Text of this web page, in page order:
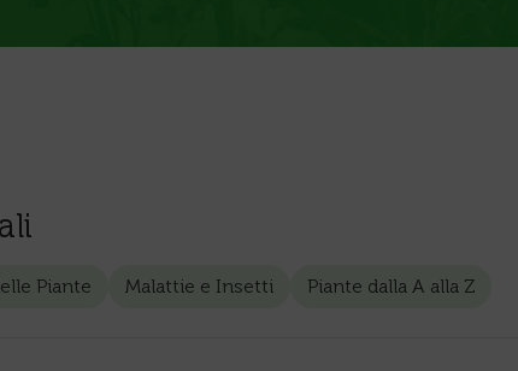
Piante Malattie e Insetti Piante dalla A alla Z